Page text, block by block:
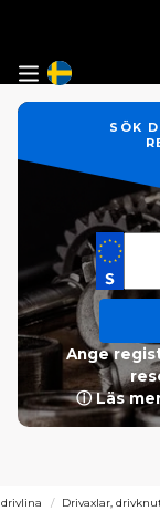
SÖK
Ange
ⓘ Läs
Drivaxlar,